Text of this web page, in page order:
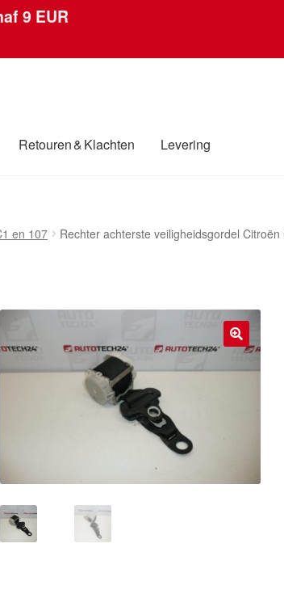
9 EUR
Retouren & Klachten Levering
Winkelwagen
en 107 Rechter achterste veiligheidsgordel